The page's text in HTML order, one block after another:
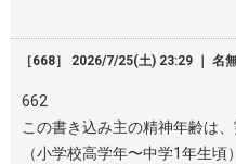
［668］ 2026/7/25(土) 23:29 ｜ 名
662
この書き込み主の精神年齢は
（小学校高学年〜中学1年生